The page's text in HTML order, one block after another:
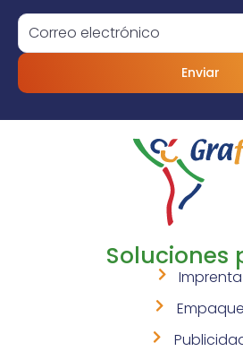
Enviar
Soluciones
Imprenta
Empaque